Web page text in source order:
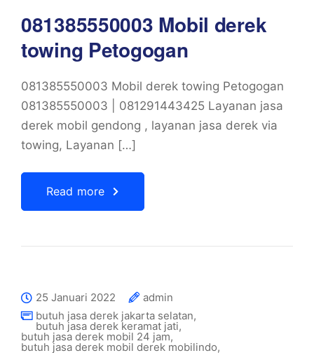
081385550003 Mobil derek
towing Petogogan
081385550003 Mobil derek towing Petogogan
081385550003 | 081291443425 Layanan jasa
derek mobil gendong , layanan jasa derek via
towing, Layanan […]
Read more
25 Januari 2022
admin
butuh jasa derek jakarta selatan,
butuh jasa derek keramat jati,
butuh jasa derek mobil 24 jam,
butuh jasa derek mobil derek mobilindo,